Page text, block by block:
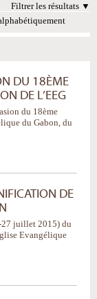
Filtrer les résultats
DU 18ÈME
DE L’EEG
du 18ème
du Gabon, du
DE
27 juillet 2015) du
Evangélique